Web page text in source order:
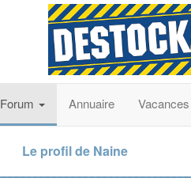
Forum Annuaire Vacances
Le profil de Naine